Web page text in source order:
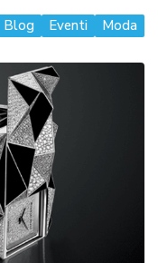
Blog Eventi Moda